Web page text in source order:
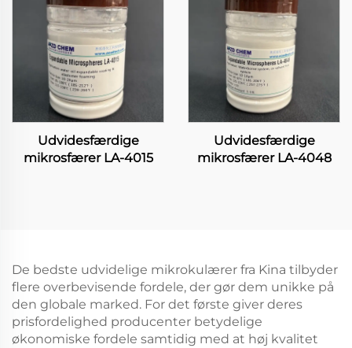
Udvidesfærdige
mikrosfærer LA-4015
Udvidesfærdige
mikrosfærer LA-4048
De bedste udvidelige mikrokulærer fra Kina tilbyder
flere overbevisende fordele, der gør dem unikke på
den globale marked. For det første giver deres
prisfordelighed producenter betydelige
økonomiske fordele samtidig med at høj kvalitet